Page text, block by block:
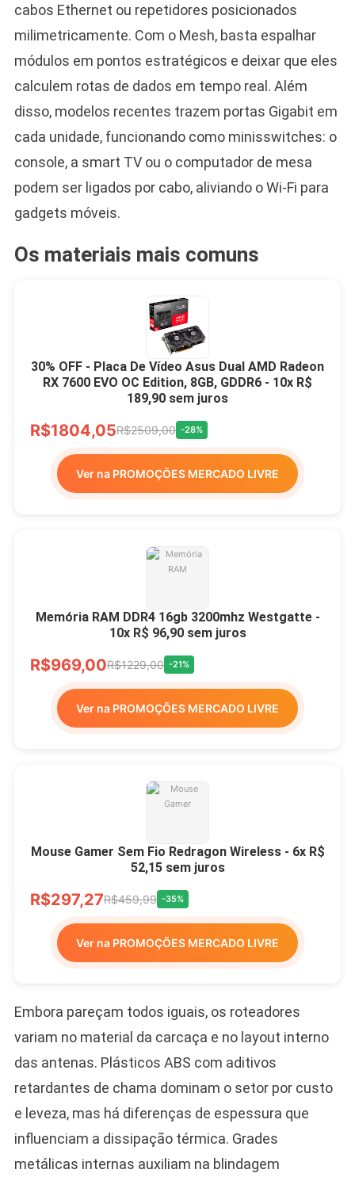
cabos Ethernet ou repetidores posicionados
milimetricamente. Com o Mesh, basta espalhar
módulos em pontos estratégicos e deixar que eles
calculem rotas de dados em tempo real. Além
disso, modelos recentes trazem portas Gigabit em
cada unidade, funcionando como minisswitches: o
console, a smart TV ou o computador de mesa
podem ser ligados por cabo, aliviando o Wi-Fi para
gadgets móveis.
Os materiais mais comuns
30% OFF - Placa De Vídeo Asus Dual AMD Radeon
RX 7600 EVO OC Edition, 8GB, GDDR6 - 10x R$
189,90 sem juros
R$1804,05R$2509,00 -28%
Ver na PROMOÇÕES MERCADO LIVRE
Memória RAM DDR4 16gb 3200mhz Westgatte -
10x R$ 96,90 sem juros
R$969,00R$1229,00 -21%
Ver na PROMOÇÕES MERCADO LIVRE
Mouse Gamer Sem Fio Redragon Wireless - 6x R$
52,15 sem juros
R$297,27R$459,99 -35%
Ver na PROMOÇÕES MERCADO LIVRE
Embora pareçam todos iguais, os roteadores
variam no material da carcaça e no layout interno
das antenas. Plásticos ABS com aditivos
retardantes de chama dominam o setor por custo
e leveza, mas há diferenças de espessura que
influenciam a dissipação térmica. Grades
metálicas internas auxiliam na blindagem